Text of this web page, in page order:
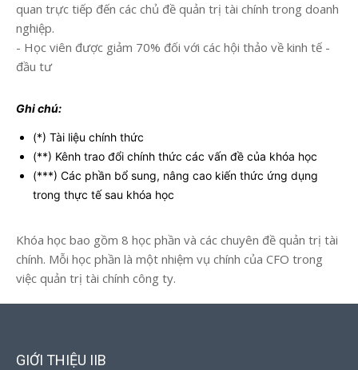
quan trực tiếp đến các chủ đề quản trị tài chính trong doanh
nghiệp.
- Học viên được giảm 70% đối với các hội thảo về kinh tế -
đầu tư
Ghi chú:
(*) Tài liệu chính thức
(**) Kênh trao đổi chính thức các vấn đề của khóa học
(***) Các phần bổ sung, nâng cao kiến thức ứng dụng
trong thực tế sau khóa học
Khóa học bao gồm 8 học phần và các chuyên đề quản trị tài
chính. Mỗi học phần là một nhiệm vụ chính của CFO trong
việc quản trị tài chính công ty.
GIỚI THIỆU IIB